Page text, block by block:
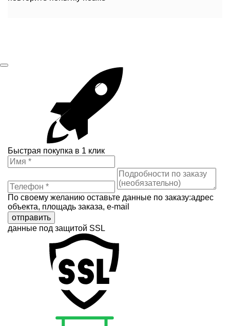
Быстрая покупка в 1 клик
По своему желанию оставьте данные по заказу:адрес
объекта, площадь заказа, e-mail
отправить
данные под защитой SSL